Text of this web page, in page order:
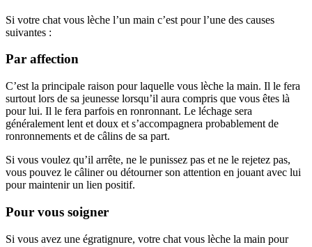
Si votre chat vous lèche l’un main c’est pour l’une des causes
suivantes :
Par affection
C’est la principale raison pour laquelle vous lèche la main. Il le fera
surtout lors de sa jeunesse lorsqu’il aura compris que vous êtes là
pour lui. Il le fera parfois en ronronnant. Le léchage sera
généralement lent et doux et s’accompagnera probablement de
ronronnements et de câlins de sa part.
Si vous voulez qu’il arrête, ne le punissez pas et ne le rejetez pas,
vous pouvez le câliner ou détourner son attention en jouant avec lui
pour maintenir un lien positif.
Pour vous soigner
Si vous avez une égratignure, votre chat vous lèche la main pour